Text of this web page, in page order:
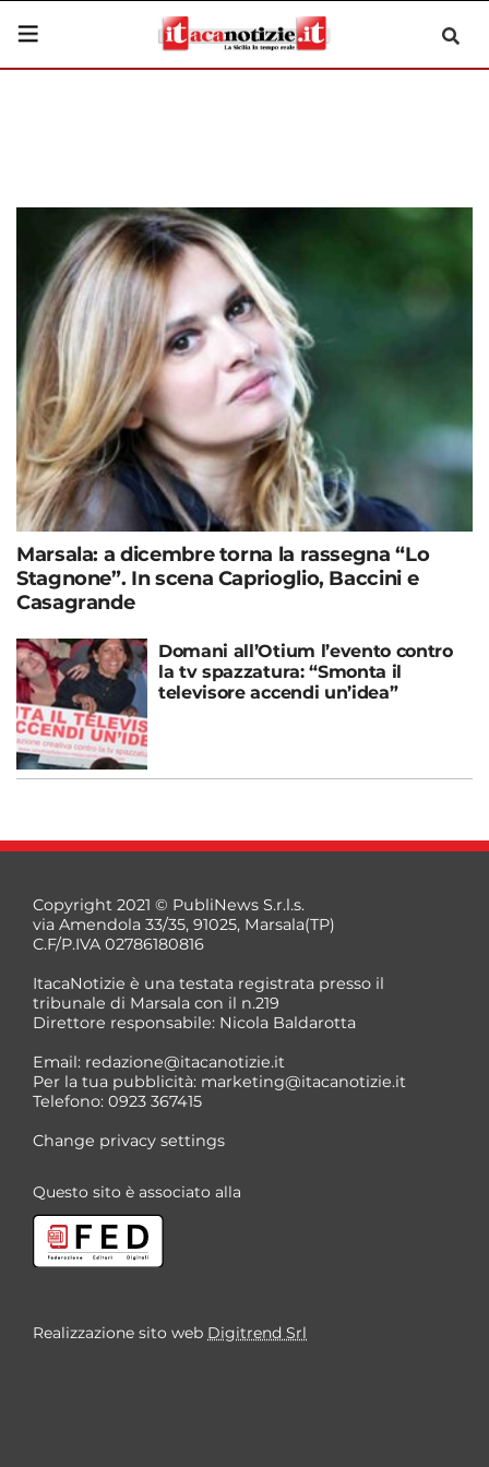
Marsala: a dicembre torna la rassegna “Lo
Stagnone”. In scena Caprioglio, Baccini e
Casagrande
Domani all’Otium l’evento contro
la tv spazzatura: “Smonta il
televisore accendi un’idea”
Copyright 2021 © PubliNews S.r.l.s.
via Amendola 33/35, 91025, Marsala(TP)
C.F/P.IVA 02786180816
ItacaNotizie è una testata registrata presso il
tribunale di Marsala con il n.219
Direttore responsabile: Nicola Baldarotta
Email: redazione@itacanotizie.it
Per la tua pubblicità: marketing@itacanotizie.it
Telefono: 0923 367415
Change privacy settings
Questo sito è associato alla
Realizzazione sito web Digitrend Srl